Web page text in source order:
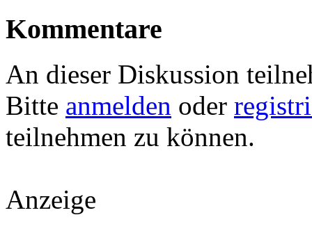
Kommentare
An dieser Diskussion
Bitte anmelden oder
teilnehmen zu können.
Anzeige